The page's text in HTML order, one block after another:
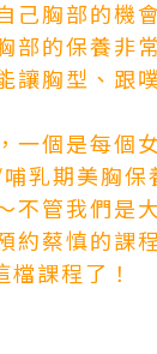
己胸部的機
部的保養非
讓胸型、跟
一個是每個
乳期美胸
不管我們是
約蔡慎的課
課程了！